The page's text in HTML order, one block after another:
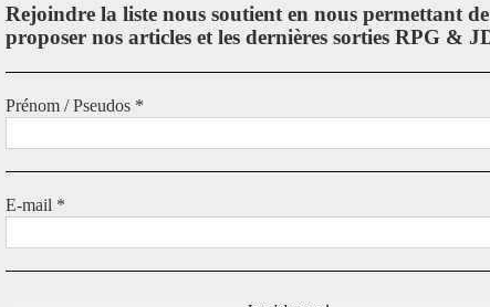
Rejoindre la liste nous soutient en nous permettant
proposer nos articles et les dernières sorties RPG &
Prénom / Pseudos *
E-mail *